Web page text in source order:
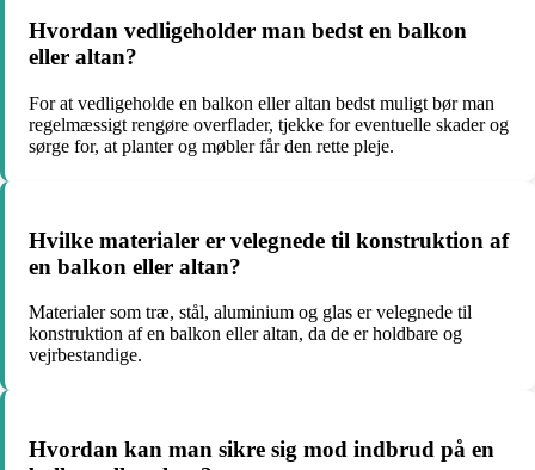
Hvordan vedligeholder man bedst en balkon
eller altan?
For at vedligeholde en balkon eller altan bedst muligt bør man
regelmæssigt rengøre overflader, tjekke for eventuelle skader og
sørge for, at planter og møbler får den rette pleje.
Hvilke materialer er velegnede til konstruktion af
en balkon eller altan?
Materialer som træ, stål, aluminium og glas er velegnede til
konstruktion af en balkon eller altan, da de er holdbare og
vejrbestandige.
Hvordan kan man sikre sig mod indbrud på en